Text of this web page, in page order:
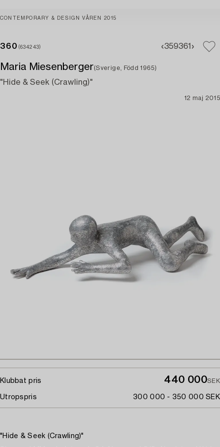
CONTEMPORARY & DESIGN VÅREN 2015
360 (634243) 359361
Maria Miesenberger(Sverige, Född 1965)
"Hide & Seek (Crawling)"
12 maj 2015
Klubbat pris 440 000SEK
Utropspris 300 000 - 350 000 SEK
"Hide & Seek (Crawling)"